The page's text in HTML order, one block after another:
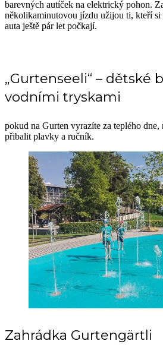
barevných autíček na elektrický pohon.
několikaminutovou jízdu užijou ti, kteří si
auta ještě pár let počkají.
„Gurtenseeli“ – dětské
vodními tryskami
pokud na Gurten vyrazíte za teplého dne,
přibalit plavky a ručník.
Zahrádka Gurtengärtli